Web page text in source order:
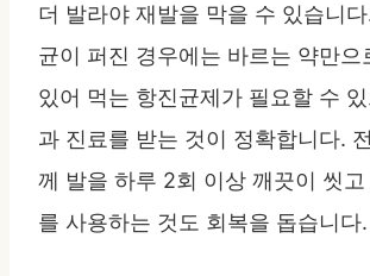
더 발라야 재발을 막을 수 있습니
균이 퍼진 경우에는 바르는 약만으
있어 먹는 항진균제가 필요할 수
과 진료를 받는 것이 정확합니다.
께 발을 하루 2회 이상 깨끗이 씻
를 사용하는 것도 회복을 돕습니다.